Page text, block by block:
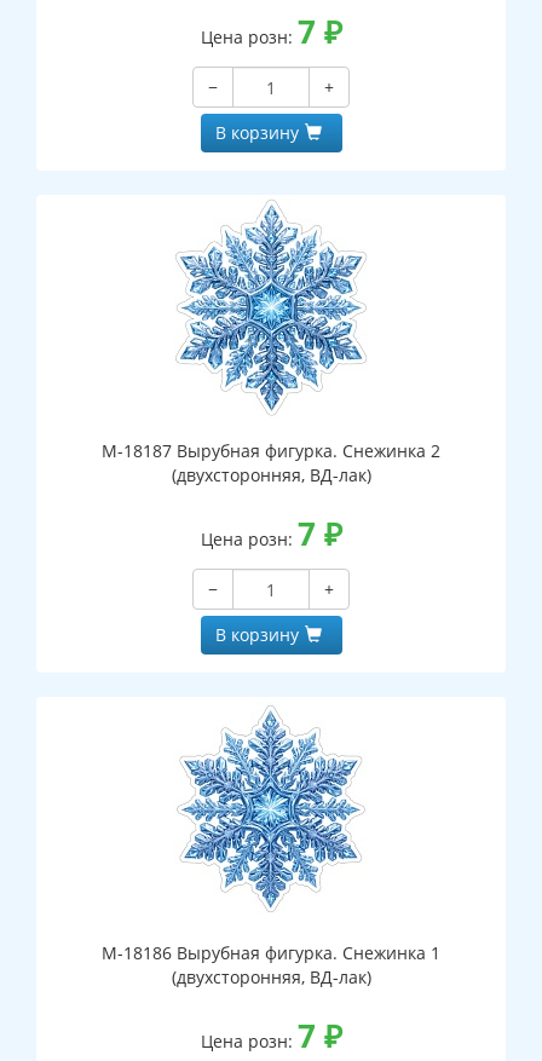
Цена розн: 7 ₽
−
+
В корзину
М-18187 Вырубная фигурка. Снежинка 2
(двухсторонняя, ВД-лак)
Цена розн: 7 ₽
−
+
В корзину
М-18186 Вырубная фигурка. Снежинка 1
(двухсторонняя, ВД-лак)
Цена розн: 7 ₽